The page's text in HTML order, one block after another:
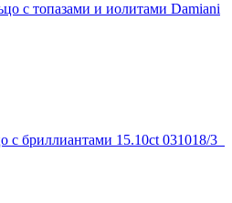
с топазами и иолитами Damiani